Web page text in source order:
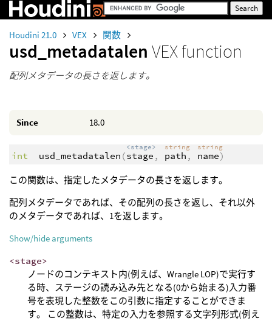
Houdini 21.0 VEX 関数
usd_metadatalen VEX function
配列メタデータの長さを返します。
Since 18.0
int usd_metadatalen (
<stage>
stage ,
string
path ,
string
name)
この関数は、指定したメタデータの長さを返します。
配列メタデータであれば、その配列の長さを返し、それ以外
のメタデータであれば、1を返します。
Show/hide arguments
<stage>
ノードのコンテキスト内(例えば、Wrangle LOP)で実行す
る時、ステージの読み込み先となる(0から始まる)入力番
号を表現した整数をこの引数に指定することができま
す。 この整数は、特定の入力を参照する文字列形式(例え